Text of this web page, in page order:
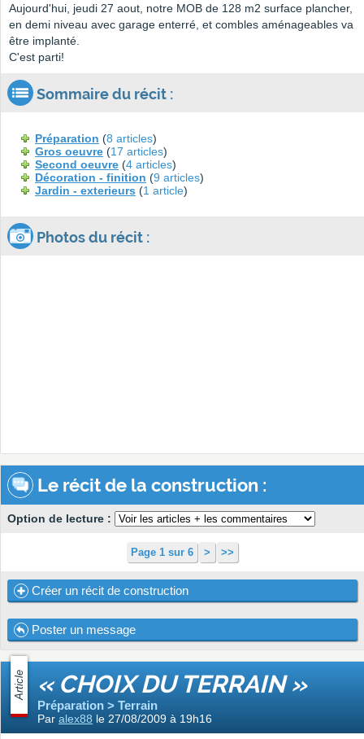
Aujourd'hui, jeudi 27 aout, notre MOB de 128 m2 surface plancher,
en demi niveau avec garage enterré, et combles aménageables va
être implanté.
C'est parti!
Sommaire du récit :
Préparation (8 articles)
Gros oeuvre (17 articles)
Second oeuvre (4 articles)
Décoration - finition (9 articles)
Jardin - exterieurs (1 article)
Photos du récit :
Le récit de la construction :
Option de lecture :
Page 1 sur 6 > >>
Créer un récit de construction
Poster un message
Article « CHOIX DU TERRAIN »
Préparation > Terrain
Par alex88 le 27/08/2009 à 19h16